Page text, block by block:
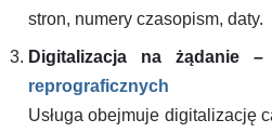
stron, numery czasopism, daty.
Digitalizacja na żądanie
reprograficznych
Usługa obejmuje digitalizację